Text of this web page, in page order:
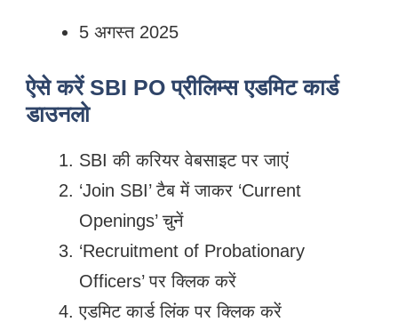
5 अगस्त 2025
ऐसे करें SBI PO प्रीलिम्स एडमिट कार्ड
डाउनलो
SBI की करियर वेबसाइट पर जाएं
‘Join SBI’ टैब में जाकर ‘Current
Openings’ चुनें
‘Recruitment of Probationary
Officers’ पर क्लिक करें
एडमिट कार्ड लिंक पर क्लिक करें